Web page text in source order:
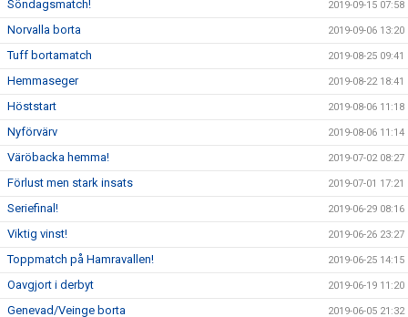
Söndagsmatch! 2019-09-15 07:58
Norvalla borta 2019-09-06 13:20
Tuff bortamatch 2019-08-25 09:41
Hemmaseger 2019-08-22 18:41
Höststart 2019-08-06 11:18
Nyförvärv 2019-08-06 11:14
Väröbacka hemma! 2019-07-02 08:27
Förlust men stark insats 2019-07-01 17:21
Seriefinal! 2019-06-29 08:16
Viktig vinst! 2019-06-26 23:27
Toppmatch på Hamravallen! 2019-06-25 14:15
Oavgjort i derbyt 2019-06-19 11:20
Genevad/Veinge borta 2019-06-05 21:32